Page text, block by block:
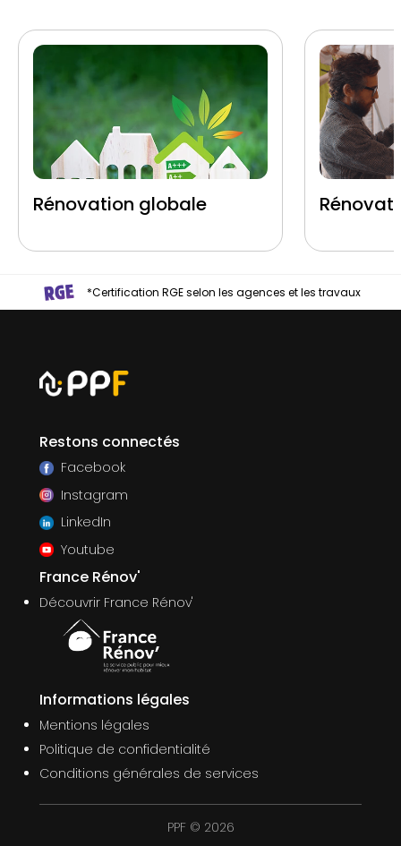
Rénovation globale
*Certification RGE selon les agences et les travaux
Restons connectés
Facebook
Instagram
LinkedIn
Youtube
France Rénov'
Découvrir France Rénov'
Informations légales
Mentions légales
Politique de confidentialité
Conditions générales de services
PPF © 2026